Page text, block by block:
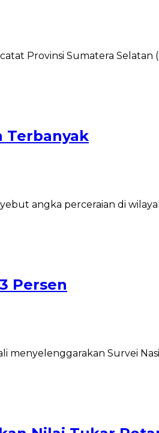
Provinsi Sumatera
Terbanyak
angka perceraian di
Persen
menyelenggarakan Survei